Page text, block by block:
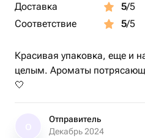
было удобно зажигать свечу
▲ Верхние: апельсиновая
◒ Средние: тыква
▨ Базовые: карамель, клен,
Время горения: до 30 часов
Доставка
5/5
Соответствие
5/5
Красивая упаковка, еще и
целым. Ароматы
🤍
Отправитель
Декабрь 2024